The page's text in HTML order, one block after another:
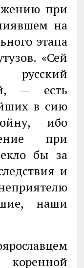
при
на
этапа
«Сей
— есть
в сию
ибо
при
бы за
и
наши